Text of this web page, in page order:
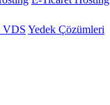
VDS Yedek Çözümleri